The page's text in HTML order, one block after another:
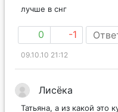
лучше в снг
0 -1
09.10.10 21:12
Лисёка
Татьяна, а из какой это